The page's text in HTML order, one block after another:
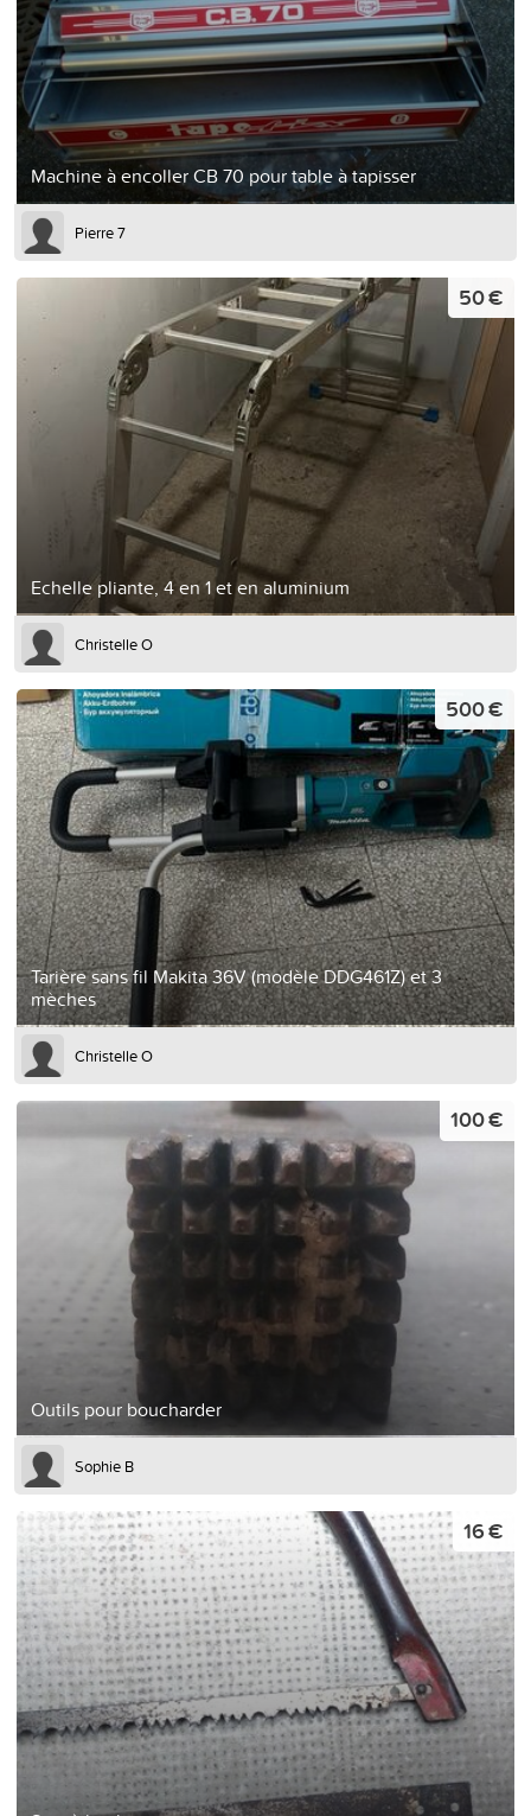
Machine à encoller CB 70 pour table à tapisser
Pierre 7
Echelle pliante, 4 en 1 et en aluminium
50 €
Christelle O
Tarière sans fil Makita 36V (modèle DDG461Z) et 3
mèches
500 €
Christelle O
Outils pour boucharder
100 €
Sophie B
16 €